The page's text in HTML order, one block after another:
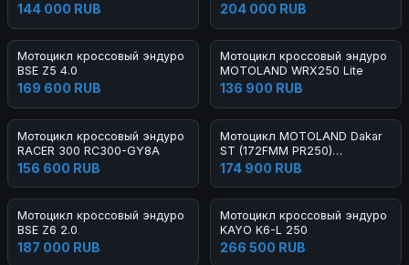
144 000 RUB 204 000 RUB
Мотоцикл кроссовый эндуро
BSE Z5 4.0
169 600 RUB
Мотоцикл кроссовый эндуро
MOTOLAND WRX250 Lite
136 900 RUB
Мотоцикл кроссовый эндуро
RACER 300 RC300-GY8A
156 600 RUB
Мотоцикл MOTOLAND Dakar
ST (172FMM PR250)
ТУРЭНДУРО
174 900 RUB
Мотоцикл кроссовый эндуро
BSE Z6 2.0
187 000 RUB
Мотоцикл кроссовый эндуро
KAYO K6-L 250
266 500 RUB